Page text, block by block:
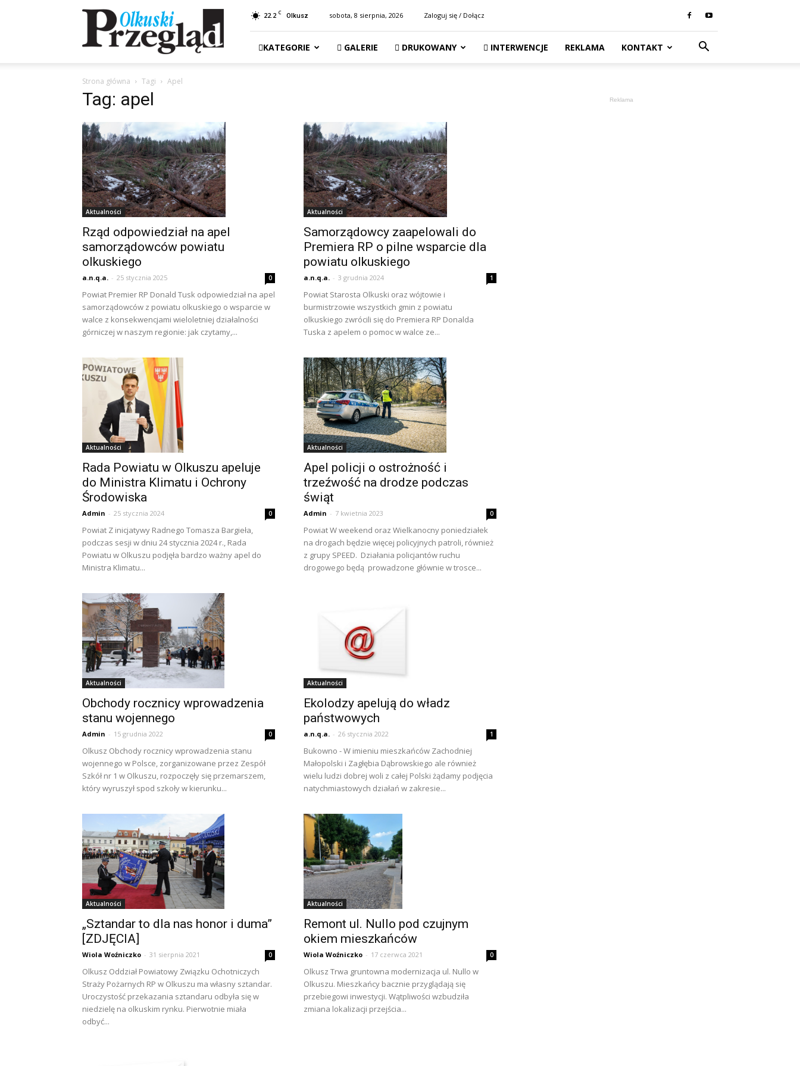
Przegląd
Olkuski
22.2 C Olkusz sobota, 8 sierpnia, 2026 Zaloguj się / Dołącz
KATEGORIE GALERIE DRUKOWANY INTERWENCJE REKLAMA KONTAKT
Strona główna Tagi Apel
Tag: apel
Aktualności
Rząd odpowiedział na apel
samorządowców powiatu
olkuskiego
a.n.q.a. - 25 stycznia 2025 0
Powiat Premier RP Donald Tusk odpowiedział na apel
samorządowców z powiatu olkuskiego o wsparcie w
walce z konsekwencjami wieloletniej działalności
górniczej w naszym regionie: jak czytamy,...
Aktualności
Samorządowcy zaapelowali do
Premiera RP o pilne wsparcie dla
powiatu olkuskiego
a.n.q.a. - 3 grudnia 2024 1
Powiat Starosta Olkuski oraz wójtowie i
burmistrzowie wszystkich gmin z powiatu
olkuskiego zwrócili się do Premiera RP Donalda
Tuska z apelem o pomoc w walce ze...
Aktualności
Rada Powiatu w Olkuszu apeluje
do Ministra Klimatu i Ochrony
Środowiska
Admin - 25 stycznia 2024 0
Powiat Z inicjatywy Radnego Tomasza Bargieła,
podczas sesji w dniu 24 stycznia 2024 r., Rada
Powiatu w Olkuszu podjęła bardzo ważny apel do
Ministra Klimatu...
Aktualności
Apel policji o ostrożność i
trzeźwość na drodze podczas
świąt
Admin - 7 kwietnia 2023 0
Powiat W weekend oraz Wielkanocny poniedziałek
na drogach będzie więcej policyjnych patroli, również
z grupy SPEED. Działania policjantów ruchu
drogowego będą prowadzone głównie w trosce...
Aktualności
Obchody rocznicy wprowadzenia
stanu wojennego
Admin - 15 grudnia 2022 0
Olkusz Obchody rocznicy wprowadzenia stanu
wojennego w Polsce, zorganizowane przez Zespół
Szkół nr 1 w Olkuszu, rozpoczęły się przemarszem,
który wyruszył spod szkoły w kierunku...
Aktualności
Ekolodzy apelują do władz
państwowych
a.n.q.a. - 26 stycznia 2022 1
Bukowno - W imieniu mieszkańców Zachodniej
Małopolski i Zagłębia Dąbrowskiego ale również
wielu ludzi dobrej woli z całej Polski żądamy podjęcia
natychmiastowych działań w zakresie...
Aktualności
„Sztandar to dla nas honor i duma”
[ZDJĘCIA]
Wiola Woźniczko - 31 sierpnia 2021 0
Olkusz Oddział Powiatowy Związku Ochotniczych
Straży Pożarnych RP w Olkuszu ma własny sztandar.
Uroczystość przekazania sztandaru odbyła się w
niedzielę na olkuskim rynku. Pierwotnie miała
odbyć...
Aktualności
Remont ul. Nullo pod czujnym
okiem mieszkańców
Wiola Woźniczko - 17 czerwca 2021 0
Olkusz Trwa gruntowna modernizacja ul. Nullo w
Olkuszu. Mieszkańcy bacznie przyglądają się
przebiegowi inwestycji. Wątpliwości wzbudziła
zmiana lokalizacji przejścia...
Reklama